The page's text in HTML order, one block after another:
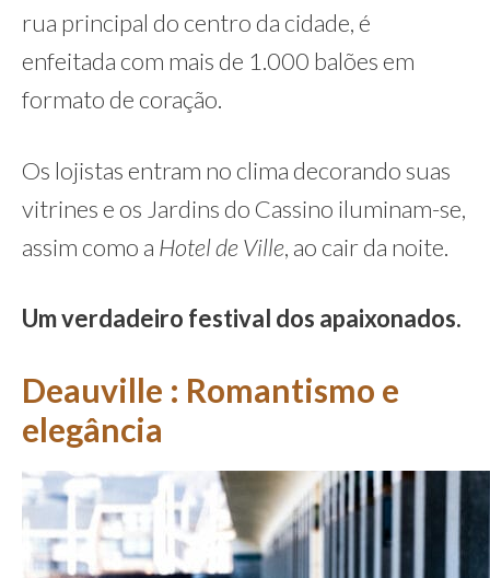
rua principal do centro da cidade, é
enfeitada com mais de 1.000 balões em
formato de coração.
Os lojistas entram no clima decorando suas
vitrines e os Jardins do Cassino iluminam-se,
assim como a Hotel de Ville, ao cair da noite.
Um verdadeiro festival dos apaixonados.
Deauville : Romantismo e
elegância